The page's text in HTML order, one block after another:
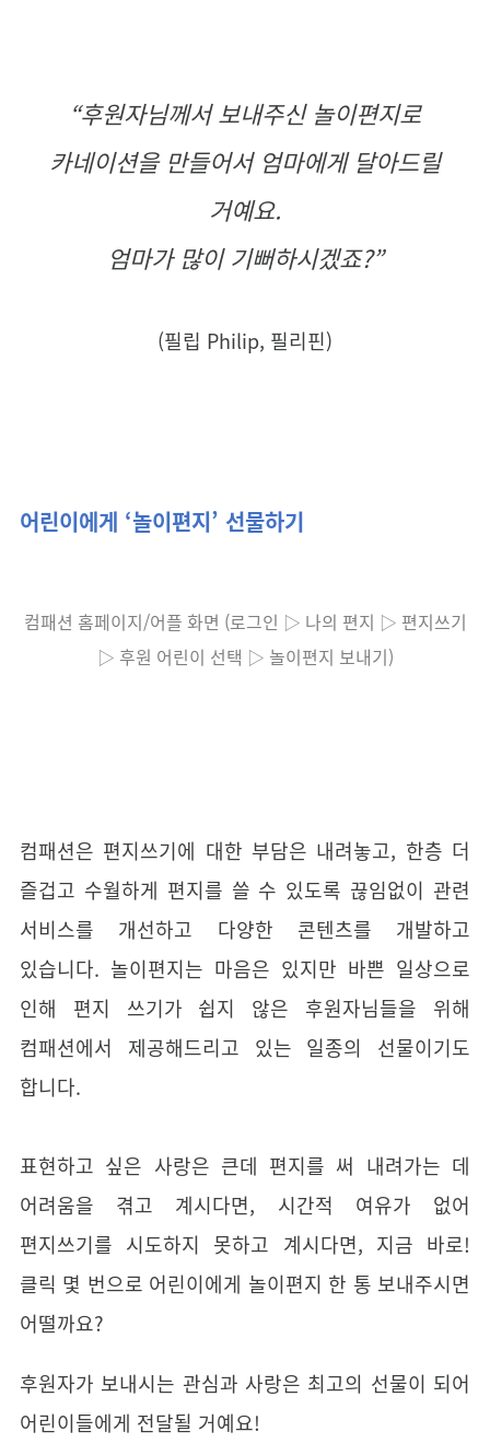
“후원자님께서 보내주신 놀이편지로
카네이션을 만들어서 엄마에게 달아드릴
거예요.
엄마가 많이 기뻐하시겠죠?”
(필립 Philip, 필리핀)
어린이에게 ‘놀이편지’ 선물하기
컴패션 홈페이지/어플 화면 (로그인 ▷ 나의 편지 ▷ 편지쓰기
▷ 후원 어린이 선택 ▷ 놀이편지 보내기)
컴패션은 편지쓰기에 대한 부담은 내려놓고, 한층 더
즐겁고 수월하게 편지를 쓸 수 있도록 끊임없이 관련
서비스를 개선하고 다양한 콘텐츠를 개발하고
있습니다. 놀이편지는 마음은 있지만 바쁜 일상으로
인해 편지 쓰기가 쉽지 않은 후원자님들을 위해
컴패션에서 제공해드리고 있는 일종의 선물이기도
합니다.
표현하고 싶은 사랑은 큰데 편지를 써 내려가는 데
어려움을 겪고 계시다면, 시간적 여유가 없어
편지쓰기를 시도하지 못하고 계시다면, 지금 바로!
클릭 몇 번으로 어린이에게 놀이편지 한 통 보내주시면
어떨까요?
후원자가 보내시는 관심과 사랑은 최고의 선물이 되어
어린이들에게 전달될 거예요!